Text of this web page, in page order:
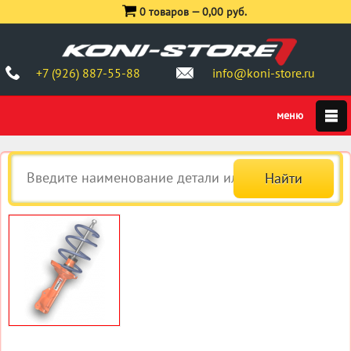
+7 (926) 887-55-88 info@koni-store.ru
0 товаров —0,00 руб.